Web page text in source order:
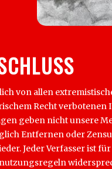
von allen
Recht
geben nicht unsere
Entfernen oder
Jeder Verfasser ist